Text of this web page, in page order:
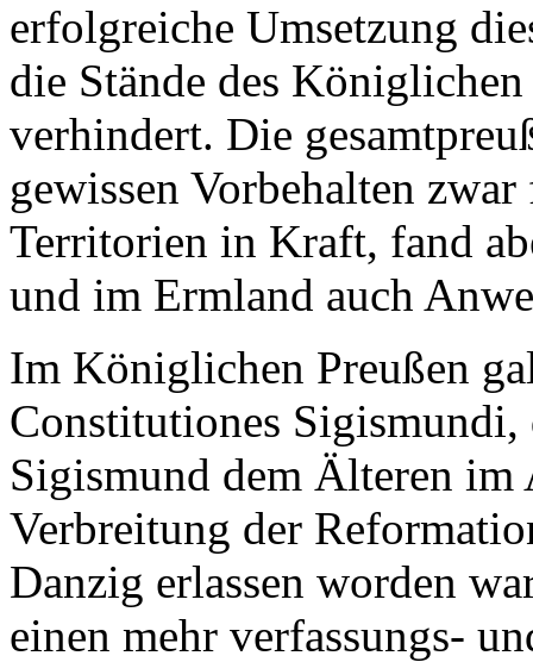
erfolgreiche Umsetzung
die Stände des
verhindert. Die
gewissen Vorbehalten
Territorien in Kraft, fand
und im Ermland auch
Im Königlichen Preußen
Constitutiones
Sigismund dem Älteren
Verbreitung der
Danzig erlassen worden
einen mehr verfassungs-